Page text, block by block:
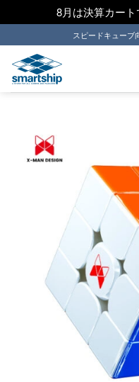
8月は決算カート
to
content
スピードキューブ